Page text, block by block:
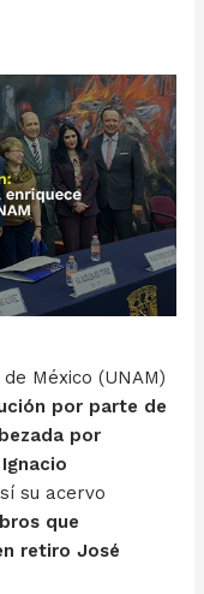
México (UNAM)
por parte de
por
su acervo
que
retiro José